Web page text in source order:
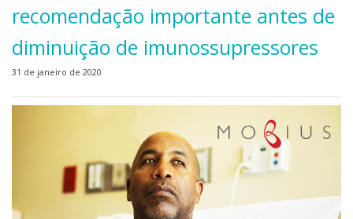
recomendação importante antes de
diminuição de imunossupressores
31 de janeiro de 2020